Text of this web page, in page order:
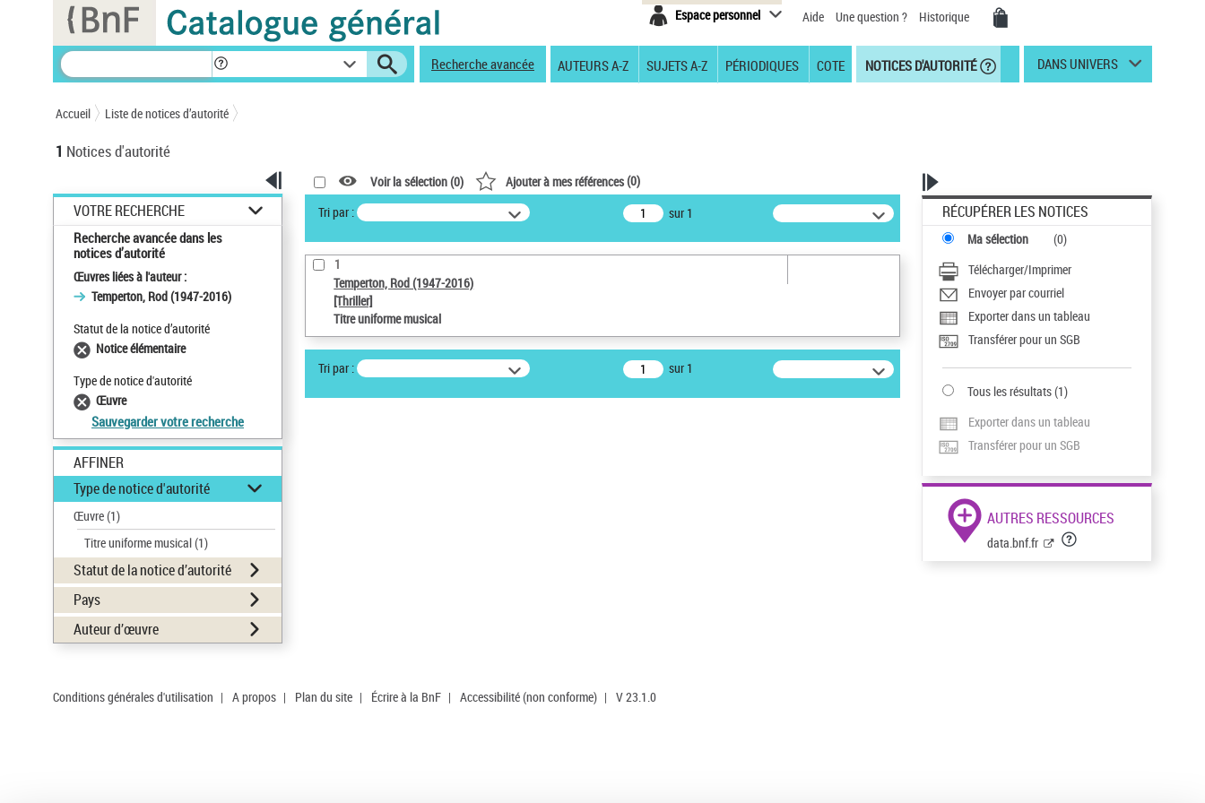
Espace personnel Aide Une question ? Historique
Recherche avancée AUTEURS A-Z SUJETS A-Z PÉRIODIQUES COTE NOTICES D'AUTORITÉ DANS UNIVERS
Accueil Liste de notices d’autorité
1 Notices d'autorité
VOTRE RECHERCHE
Recherche avancée dans les
notices d’autorité
Œuvres liées à l'auteur :
Temperton, Rod (1947-2016)
Statut de la notice d’autorité
Notice élémentaire
Type de notice d'autorité
Œuvre
Sauvegarder votre recherche
AFFINER
Type de notice d'autorité
Œuvre(1)
Titre uniforme musical(1)
Statut de la notice d’autorité
Pays
Auteur d’œuvre
Voir la sélection (0) Ajouter à mes références(0)
Tri par :
sur 1
1
Temperton, Rod (1947-2016)
[Thriller]
Titre uniforme musical
Tri par : sur 1
RÉCUPÉRER LES NOTICES
Ma sélection (0)
Télécharger/Imprimer
Envoyer par courriel
Exporter dans un tableau
Transférer pour un SGB
Tous les résultats(1)
Exporter dans un tableau
Transférer pour un SGB
AUTRES RESSOURCES
data.bnf.fr
Conditions générales d'utilisation | A propos | Plan du site | Écrire à la BnF | Accessibilité (non conforme) | V 23.1.0
Panneau de gestion des cookies